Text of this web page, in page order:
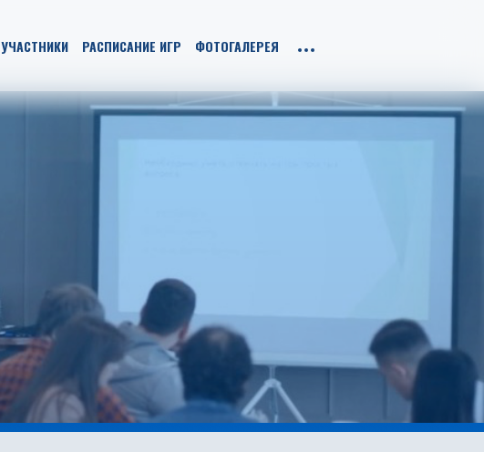
УЧАСТНИКИ РАСПИСАНИЕ ИГР ФОТОГАЛЕРЕЯ